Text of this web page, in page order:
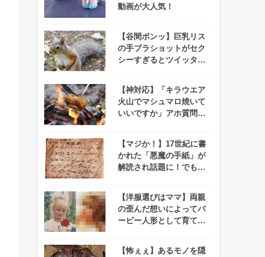
動画が大人気！
【谷間ボンッ】巨乳リス
の手ブラショットがセク
シーすぎるとツイッター
【神対応】「キラウエア
火山でマシュマロ焼いて
いいですか」アホ質問に
【マジか！】17世紀に書
かれた「悪魔の手紙」が
解読され話題に！でもそ
【洋服選びはママ】両親
の歪んだ想いによってバ
ービー人形として育てら
【怖ぇぇ】あるモノを隠